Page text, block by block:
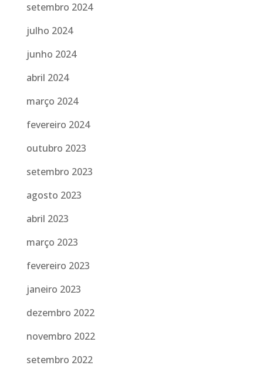
setembro 2024
julho 2024
junho 2024
abril 2024
março 2024
fevereiro 2024
outubro 2023
setembro 2023
agosto 2023
abril 2023
março 2023
fevereiro 2023
janeiro 2023
dezembro 2022
novembro 2022
setembro 2022